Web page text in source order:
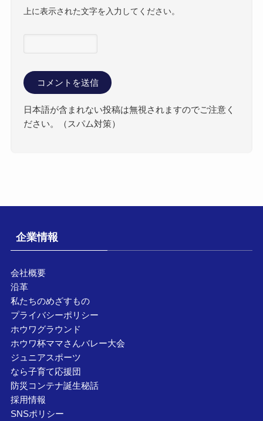
上に表示された文字を入力してください。
日本語が含まれない投稿は無視されますのでご注意く
ださい。（スパム対策）
企業情報
会社概要
沿革
私たちのめざすもの
プライバシーポリシー
ホウワグラウンド
ホウワ杯ママさんバレー大会
ジュニアスポーツ
なら子育て応援団
防災コンテナ誕生秘話
採用情報
SNSポリシー